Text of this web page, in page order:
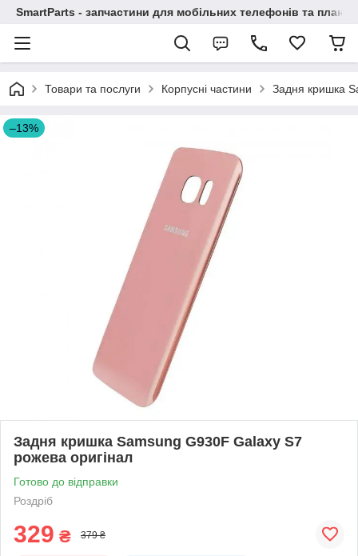
SmartParts - запчастини для мобільних телефонів та
Товари та послуги Корпусні частини Задня кришка
–13%
Задня кришка Samsung G930F Galaxy S7
рожева оригінал
Готово до відправки
Роздріб
329 ₴ 379 ₴